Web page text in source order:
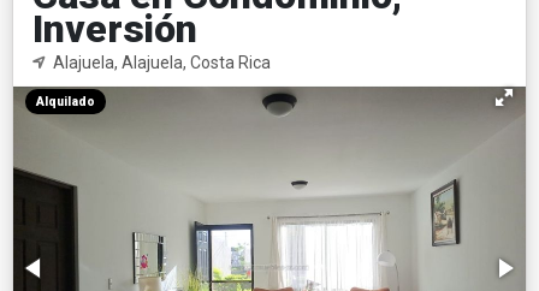
Inversión
Alajuela, Alajuela, Costa Rica
Alquilado